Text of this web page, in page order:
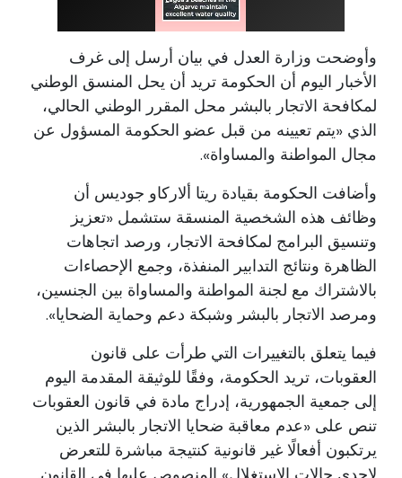
وأوضحت وزارة العدل في بيان أرسل إلى غرف
الأخبار اليوم أن الحكومة تريد أن يحل المنسق الوطني
لمكافحة الاتجار بالبشر محل المقرر الوطني الحالي،
الذي «يتم تعيينه من قبل عضو الحكومة المسؤول عن
مجال المواطنة والمساواة».
وأضافت الحكومة بقيادة ريتا ألاركاو جوديس أن
وظائف هذه الشخصية المنسقة ستشمل «تعزيز
وتنسيق البرامج لمكافحة الاتجار، ورصد اتجاهات
الظاهرة ونتائج التدابير المنفذة، وجمع الإحصاءات
بالاشتراك مع لجنة المواطنة والمساواة بين الجنسين،
ومرصد الاتجار بالبشر وشبكة دعم وحماية الضحايا».
فيما يتعلق بالتغييرات التي طرأت على قانون
العقوبات، تريد الحكومة، وفقًا للوثيقة المقدمة اليوم
إلى جمعية الجمهورية، إدراج مادة في قانون العقوبات
تنص على «عدم معاقبة ضحايا الاتجار بالبشر الذين
يرتكبون أفعالًا غير قانونية كنتيجة مباشرة للتعرض